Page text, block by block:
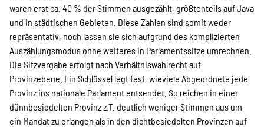
waren erst ca. 40 % der Stimmen ausgezählt, größtenteils auf Java
und in städtischen Gebieten. Diese Zahlen sind somit weder
repräsentativ, noch lassen sie sich aufgrund des komplizierten
Auszählungsmodus ohne weiteres in Parlamentssitze umrechnen.
Die Sitzvergabe erfolgt nach Verhältniswahlrecht auf
Provinzebene. Ein Schlüssel legt fest, wieviele Abgeordnete jede
Provinz ins nationale Parlament entsendet. So reichen in einer
dünnbesiedelten Provinz z.T. deutlich weniger Stimmen aus um
ein Mandat zu erlangen als in den dichtbesiedelten Provinzen auf